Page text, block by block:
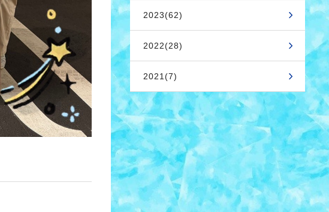
2023(62)
2022(28)
2021(7)